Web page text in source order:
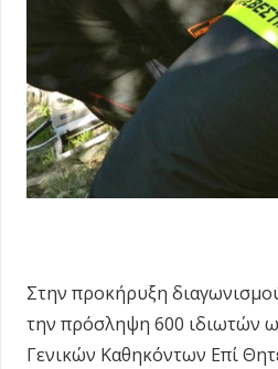
Στην προκήρυξη
την πρόσληψη 600 ιδιωτών
Γενικών Καθηκόντων Επί